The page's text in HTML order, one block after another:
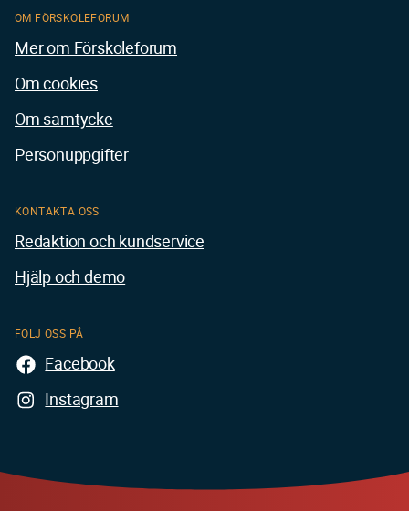
KONTAKTA OSS
Redaktion och kundservice
Hjälp och demo
FÖLJ OSS PÅ
Facebook
Instagram
OM FÖRSKOLEFORUM
Mer om Förskoleforum
Om cookies
Om samtycke
Personuppgifter